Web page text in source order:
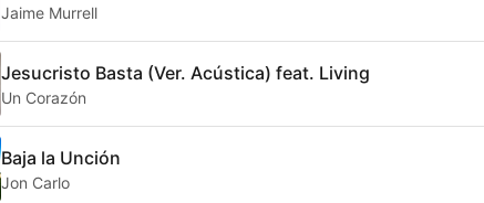
Jaime Murrell
Jesucristo Basta (Ver. Acústica) feat. Living
Un Corazón
Baja la Unción
Jon Carlo